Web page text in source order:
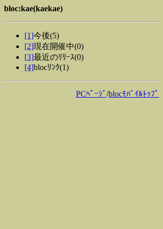
bloc:kae(kaekae)
[1]今後(5)
[2]現在開催中(0)
[3]最近のﾘﾘｰｽ(0)
[4]blocﾘﾝｸ(1)
PCﾍﾟｰｼﾞ/blocﾓﾊﾞｲﾙﾄｯﾌﾟ